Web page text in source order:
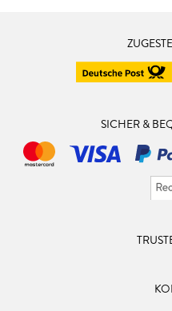
SICHER &